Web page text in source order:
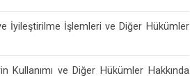
İyileştirilme İşlemleri ve Diğer Hükümler
Kullanımı ve Diğer Hükümler Hakkında